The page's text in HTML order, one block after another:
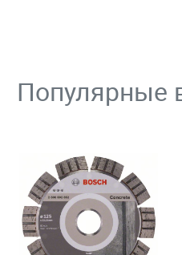
Популярные